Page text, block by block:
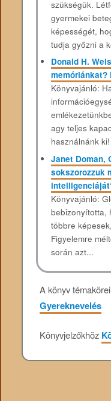
szükségük.
gyermekei
képességét,
tudja győzni a
Donald H.
memóriánkat?
Könyvajánló:
agy teljes
használnánk
Janet Doman,
sokszorozzuk
Könyvajánló:
bebizonyította,
többre
Figyelemre
során azt...
A könyv
Gyereknevelés
Könyvjelzőkhöz